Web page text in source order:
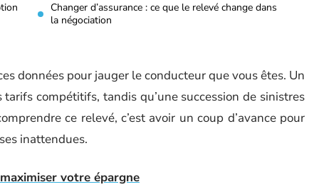
Changer d’assurance : ce que le relevé change dans
la négociation
données pour jauger le conducteur que vous êtes. Un
compétitifs, tandis qu’une succession de sinistres
ce relevé, c’est avoir un coup d’avance pour
inattendues.
votre épargne